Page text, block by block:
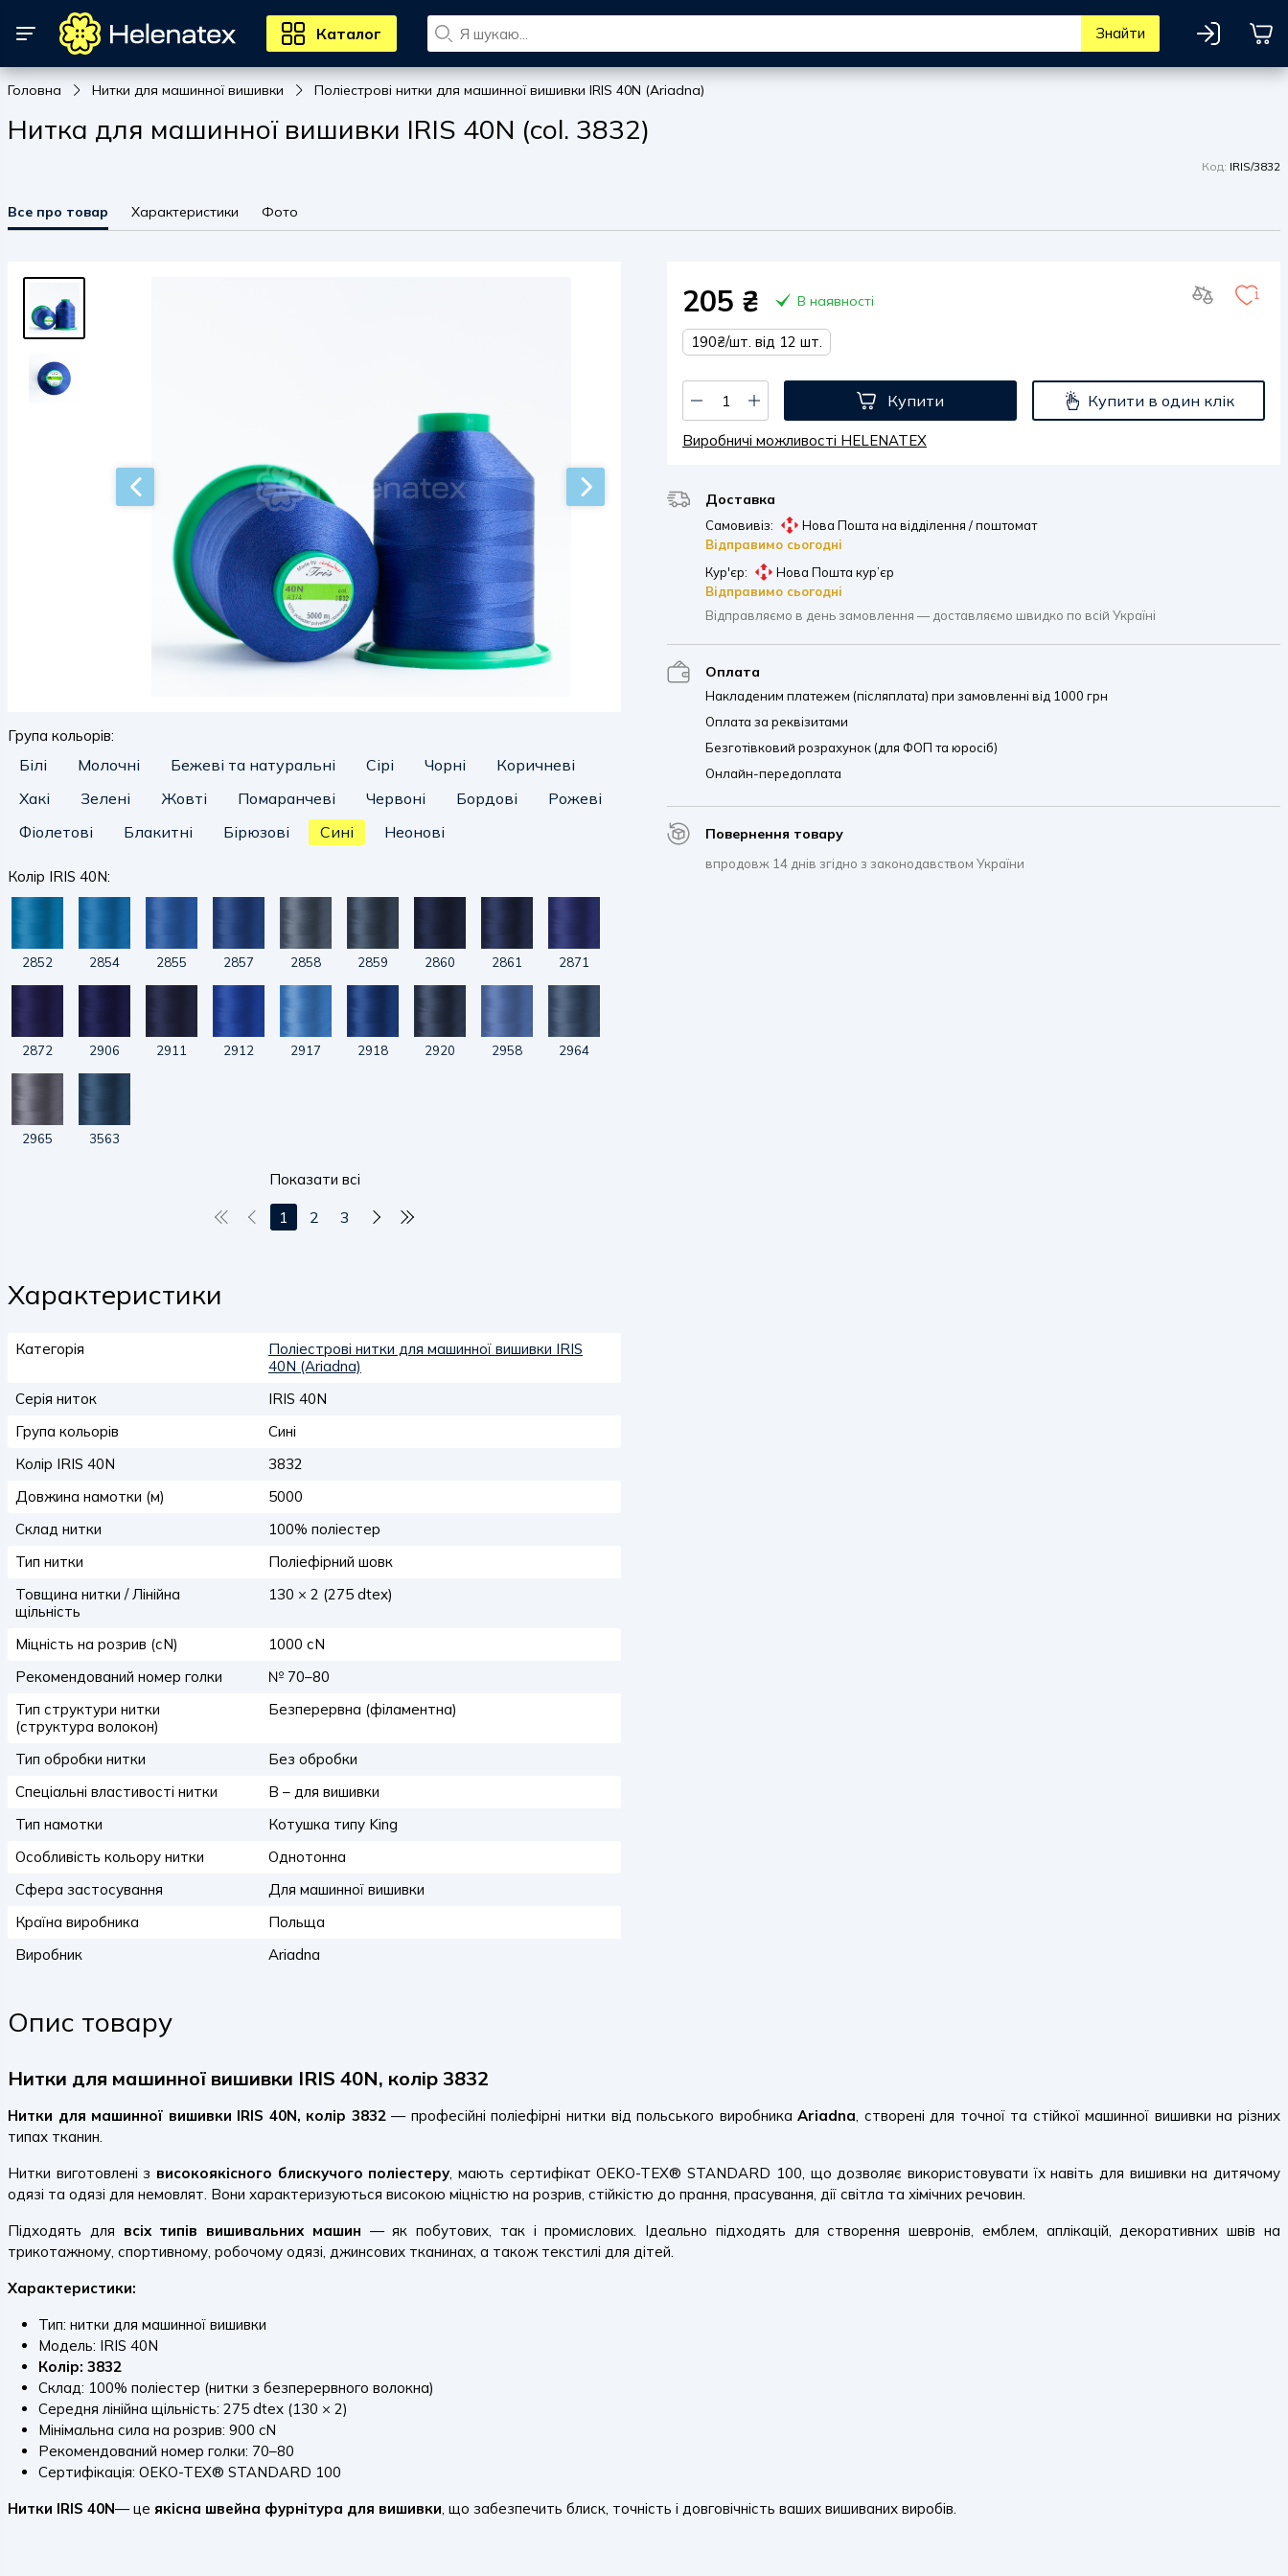
Каталог Знайти
Головна Нитки для машинної вишивки Поліестрові нитки для машинної вишивки IRIS 40N (Ariadna)
Нитка для машинної вишивки IRIS 40N (col. 3832)
Код: IRIS/3832
Все про товар Характеристики Фото
Група кольорів:
Білі Молочні Бежеві та натуральні Сірі Чорні
Коричневі
Хакі
Зелені Жовті Помаранчеві Червоні Бордові
Рожеві
Фіолетові
Блакитні Бірюзові Сині Неонові
Колір IRIS 40N:
2852 2854 2855 2857 2858 2859 2860 2861 2871
2872 2906 2911 2912 2917 2918 2920 2958 2964
2965 3563
Показати всі
1 2 3
205 ₴ В наявності 1
190₴/шт. від 12 шт.
Купити Купити в один клік
Виробничі можливості HELENATEX
Доставка
Самовивіз:
Нова Пошта на відділення / поштомат
Відправимо сьогодні
Кур'єр:
Нова Пошта кур’єр
Відправимо сьогодні
Відправляємо в день замовлення — доставляємо швидко по всій Україні
Оплата
Накладеним платежем (післяплата) при замовленні від 1000 грн
Оплата за реквізитами
Безготівковий розрахунок (для ФОП та юросіб)
Онлайн-передоплата
Повернення товару
впродовж 14 днів згідно з законодавством України
Характеристики
Категорія
Поліестрові нитки для машинної вишивки IRIS
40N (Ariadna)
Серія ниток
IRIS 40N
Група кольорів
Сині
Колір IRIS 40N
3832
Довжина намотки (м)
5000
Склад нитки
100% поліестер
Тип нитки
Поліефірний шовк
Товщина нитки / Лінійна
щільність
130 × 2 (275 dtex)
Міцність на розрив (сN)
1000 сN
Рекомендований номер голки
№ 70–80
Тип структури нитки
(структура волокон)
Безперервна (філаментна)
Тип обробки нитки
Без обробки
Спеціальні властивості нитки
B – для вишивки
Тип намотки
Котушка типу King
Особливість кольору нитки
Однотонна
Сфера застосування
Для машинної вишивки
Країна виробника
Польща
Виробник
Ariadna
Опис товару
Нитки для машинної вишивки IRIS 40N, колір 3832
Нитки для машинної вишивки IRIS 40N, колір 3832— професійні поліефірні нитки від польського виробникаAriadna, створені для точної та стійкої машинної вишивки на різних
типах тканин.
Нитки виготовлені з високоякісного блискучого поліестеру, мають сертифікат OEKO-TEX® STANDARD 100, що дозволяє використовувати їх навіть для вишивки на дитячому
одязі та одязі для немовлят. Вони характеризуються високою міцністю на розрив, стійкістю до прання, прасування, дії світла та хімічних речовин.
Підходять для всіх типів вишивальних машин — як побутових, так і промислових. Ідеально підходять для створення шевронів, емблем, аплікацій, декоративних швів на
трикотажному, спортивному, робочому одязі, джинсових тканинах, а також текстилі для дітей.
Характеристики:
Тип: нитки для машинної вишивки
Модель: IRIS 40N
Колір: 3832
Склад: 100% поліестер (нитки з безперервного волокна)
Середня лінійна щільність: 275 dtex (130 × 2)
Мінімальна сила на розрив: 900 cN
Рекомендований номер голки: 70–80
Сертифікація: OEKO-TEX® STANDARD 100
Нитки IRIS 40N— це якісна швейна фурнітура для вишивки, що забезпечить блиск, точність і довговічність ваших вишиваних виробів.